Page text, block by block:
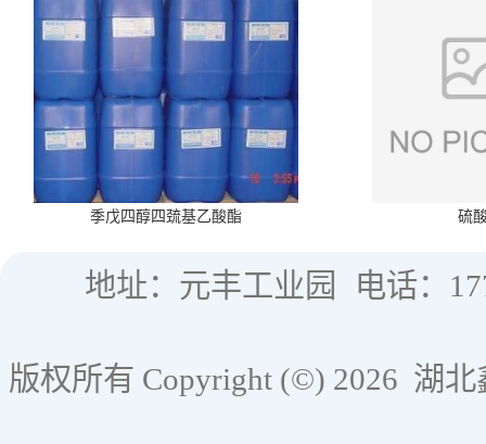
季戊四醇四巯基乙酸酯 硫
地址：元丰工业园 电话：
版权所有 Copyright (©) 2026 湖北